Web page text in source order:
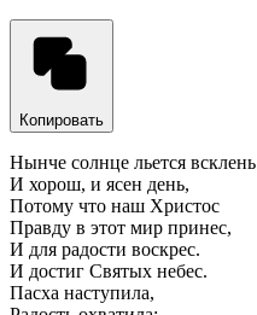
Копировать
Нынче солнце льется всклень
И хорош, и ясен день,
Потому что наш Христос
Правду в этот мир принес,
И для радости воскрес.
И достиг Святых небес.
Пасха наступила,